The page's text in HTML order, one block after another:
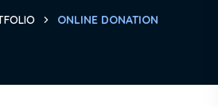
ONLINE DONATION